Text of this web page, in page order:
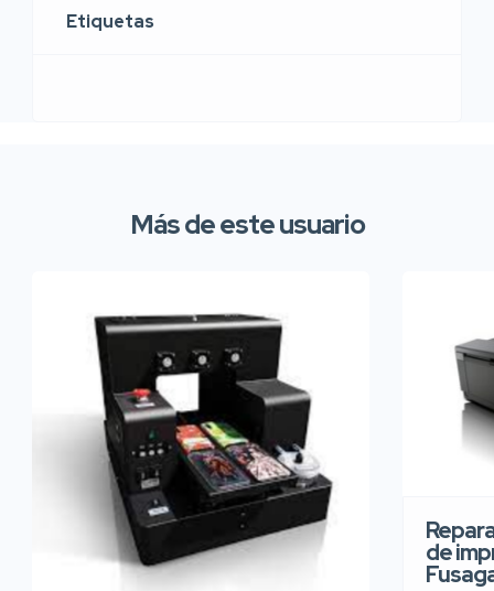
Etiquetas
Más de este usuario
de